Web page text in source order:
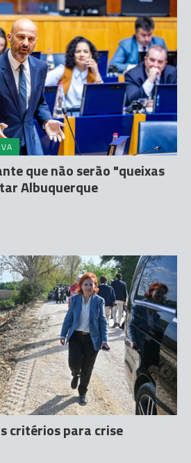
que não serão "queixas
Albuquerque
critérios para crise